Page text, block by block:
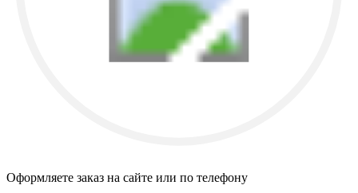
Оформляете заказ на сайте или по телефону